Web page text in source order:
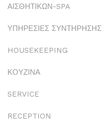
ΑΙΣΘΗΤΙΚΩΝ-SPA
ΥΠΗΡΕΣΙΕΣ ΣΥΝΤΗΡΗΣΗΣ
HOUSEKEEPING
ΚΟΥΖΙΝΑ
SERVICE
RECEPTION